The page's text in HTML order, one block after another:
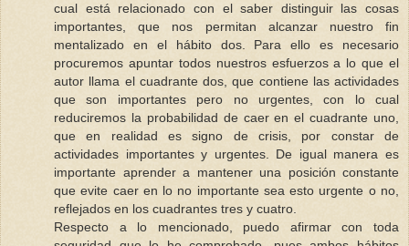
cual está relacionado con el saber distinguir las cosas
importantes, que nos permitan alcanzar nuestro fin
mentalizado en el hábito dos. Para ello es necesario
procuremos apuntar todos nuestros esfuerzos a lo que el
autor llama el cuadrante dos, que contiene las actividades
que son importantes pero no urgentes, con lo cual
reduciremos la probabilidad de caer en el cuadrante uno,
que en realidad es signo de crisis, por constar de
actividades importantes y urgentes. De igual manera es
importante aprender a mantener una posición constante
que evite caer en lo no importante sea esto urgente o no,
reflejados en los cuadrantes tres y cuatro.
Respecto a lo mencionado, puedo afirmar con toda